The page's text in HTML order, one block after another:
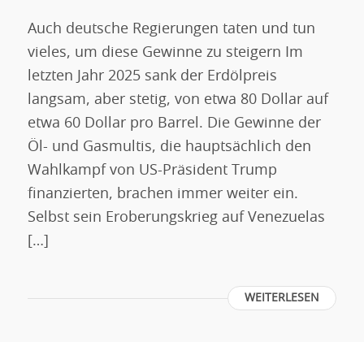
Auch deutsche Regierungen taten und tun
vieles, um diese Gewinne zu steigern Im
letzten Jahr 2025 sank der Erdölpreis
langsam, aber stetig, von etwa 80 Dollar auf
etwa 60 Dollar pro Barrel. Die Gewinne der
Öl- und Gasmultis, die hauptsächlich den
Wahlkampf von US-Präsident Trump
finanzierten, brachen immer weiter ein.
Selbst sein Eroberungskrieg auf Venezuelas
[…]
WEITERLESEN